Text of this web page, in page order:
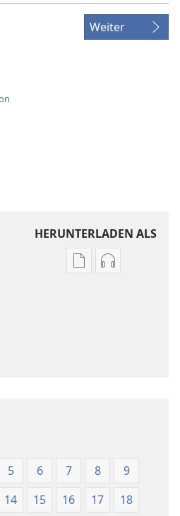
Weiter
HERUNTERLADEN ALS
5 6 7 8
9
14 15 16 17
18